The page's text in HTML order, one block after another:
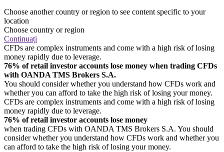
Choose another country or region to see content specific to your
location
Choose country or region
Continuați
CFDs are complex instruments and come with a high risk of losing
money rapidly due to leverage.
76% of retail investor accounts lose money when trading CFDs
with OANDA TMS Brokers S.A.
You should consider whether you understand how CFDs work and
whether you can afford to take the high risk of losing your money.
CFDs are complex instruments and come with a high risk of losing
money rapidly due to leverage.
76% of retail investor accounts lose money
when trading CFDs with OANDA TMS Brokers S.A. You should
consider whether you understand how CFDs work and whether you
can afford to take the high risk of losing your money.